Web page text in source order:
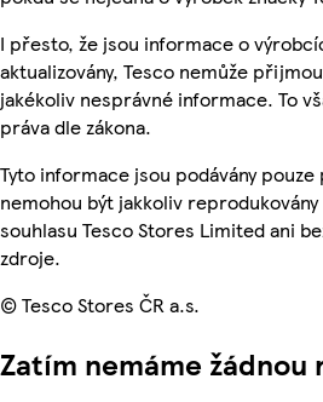
I přesto, že jsou informace o
aktualizovány, Tesco nemůže
jakékoliv nesprávné informace. To
práva dle zákona.
Tyto informace jsou podávány
nemohou být jakkoliv
souhlasu Tesco Stores Limited ani
zdroje.
© Tesco Stores ČR a.s.
Zatím nemáme žádnou